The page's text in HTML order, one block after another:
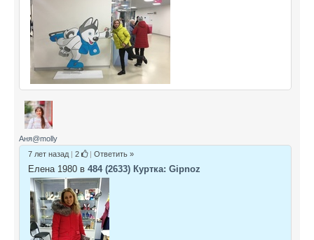
Аня@molly
7 лет назад | 2 | Ответить »
Елена 1980 в 484 (2633) Куртка: Gipnoz